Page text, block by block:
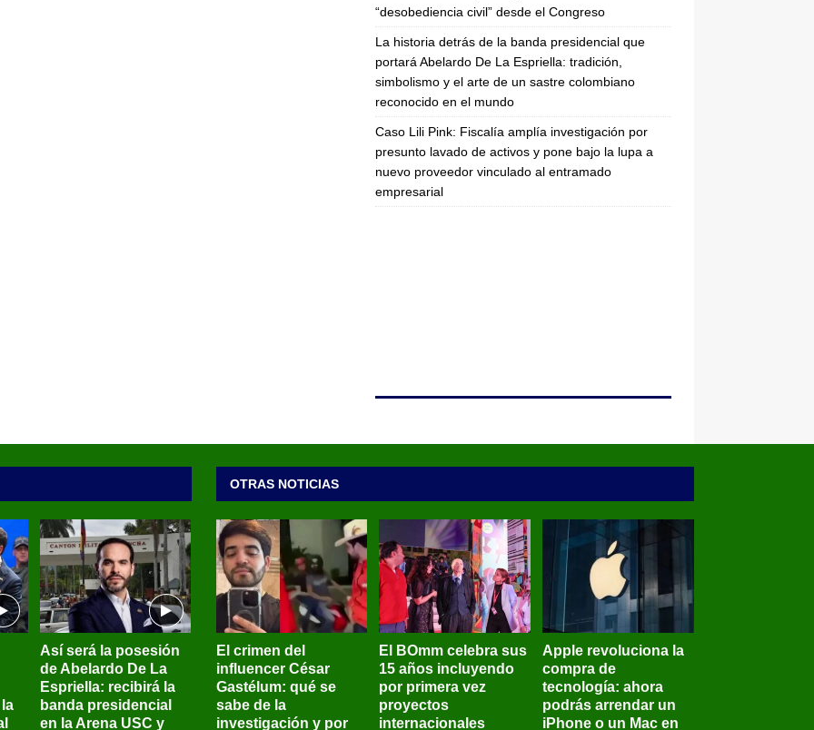
“desobediencia civil” desde el Congreso
La historia detrás de la banda presidencial que
portará Abelardo De La Espriella: tradición,
simbolismo y el arte de un sastre colombiano
reconocido en el mundo
Caso Lili Pink: Fiscalía amplía investigación por
presunto lavado de activos y pone bajo la lupa a
nuevo proveedor vinculado al entramado
empresarial
Así será la posesión
de Abelardo De La
Espriella: recibirá la
banda presidencial
en la Arena USC y
OTRAS NOTICIAS
El crimen del
influencer César
Gastélum: qué se
sabe de la
investigación y por
El BOmm celebra sus
15 años incluyendo
por primera vez
proyectos
internacionales
Apple revoluciona la
compra de
tecnología: ahora
podrás arrendar un
iPhone o un Mac en